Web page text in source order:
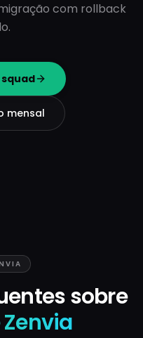
com rollback
squad
mensal
sobre